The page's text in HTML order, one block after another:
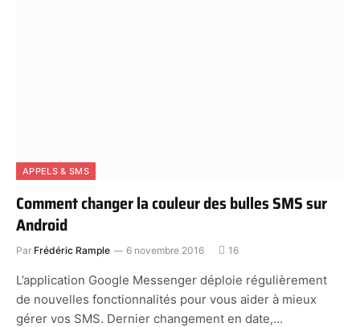
APPELS & SMS
Comment changer la couleur des bulles SMS sur
Android
Par Frédéric Rample 6 novembre 2016 16
L’application Google Messenger déploie régulièrement
de nouvelles fonctionnalités pour vous aider à mieux
gérer vos SMS. Dernier changement en date,…